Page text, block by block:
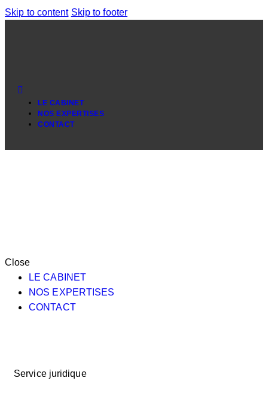
Skip to content Skip to footer
LE CABINET
NOS EXPERTISES
CONTACT
Close
LE CABINET
NOS EXPERTISES
CONTACT
Service juridique